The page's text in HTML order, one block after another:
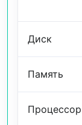
Диск
Память
Процессор